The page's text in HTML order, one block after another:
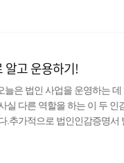
알고 운용하기!
은 법인 사업을 운영하는
실 다른 역할을 하는 이 두
.추가적으로 법인인감증명
법인의 인감이 확실하다는